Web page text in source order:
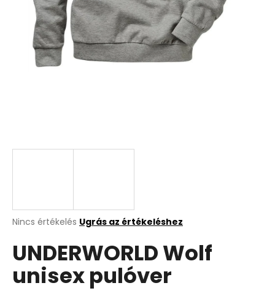
A
átlagos
értékelése
ből
Nincs értékelés Ugrás az értékeléshez
UNDERWORLD Wolf
unisex pulóver